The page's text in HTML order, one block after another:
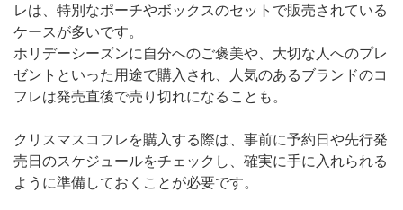
レは、特別なポーチやボックスのセットで販売されている
ケースが多いです。
ホリデーシーズンに自分へのご褒美や、大切な人へのプレ
ゼントといった用途で購入され、人気のあるブランドのコ
フレは発売直後で売り切れになることも。
クリスマスコフレを購入する際は、事前に予約日や先行発
売日のスケジュールをチェックし、確実に手に入れられる
ように準備しておくことが必要です。